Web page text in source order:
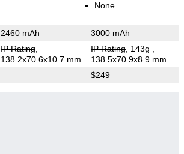
None
2460 mAh 3000 mAh
IP Rating,
138.2x70.6x10.7 mm
IP Rating, 143g
138.5x70.9x8.9 mm
$249